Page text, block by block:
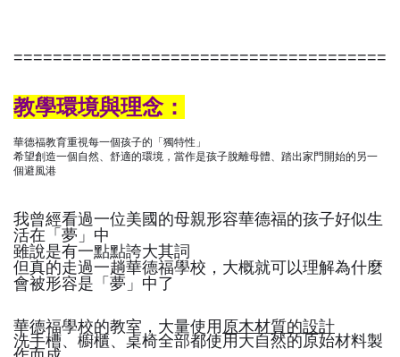
======================================
教學環境與理念：
華德福教育重視每一個孩子的「獨特性」
希望創造一個自然、舒適的環境，當作是孩子脫離母體、踏出家門開始的另一
個避風港
我曾經看過一位美國的母親形容華德福的孩子好似生
活在「夢」中
雖說是有一點點誇大其詞
但真的走過一趟華德福學校，大概就可以理解為什麼
會被形容是「夢」中了
華德福學校的教室，大量使用 原木材質的設計
洗手槽、櫥櫃、桌椅全部都使用大自然的原始材料製